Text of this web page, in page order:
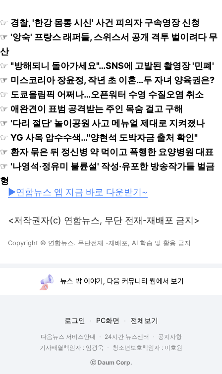
☞ 경찰, '한강 몸통 시신' 사건 피의자 구속영장 신청
☞ '앙숙' 프랑스 래퍼들, 스위스서 공개 격투 벌이려다 무
산
☞ "방해되니 돌아가세요"…SNS에 고발된 촬영장 '민폐'
☞ 미스코리아 장윤정, 작년 초 이혼…두 자녀 양육권은?
☞ 도쿄올림픽 어쩌나…오픈워터 수영 수질오염 취소
☞ 애완견이 표범 공격받는 주인 목숨 걸고 구해
☞ '다리 절단' 놀이공원 사고 메뉴얼 제대로 지켜졌나
☞ YG 사옥 압수수색…"양현석 도박자금 출처 확인"
☞ 환자 묶은 뒤 정신병 약 먹이고 폭행한 요양병원 대표
☞ '나영석·정유미 불륜설' 작성·유포한 방송작가들 벌금
형
▶연합뉴스 앱 지금 바로 다운받기~
<저작권자(c) 연합뉴스, 무단 전재-재배포 금지>
Copyright © 연합뉴스. 무단전재 -재배포, AI 학습 및 활용 금지
뉴스 밖 이야기, 다음 커뮤니티 웹에서 보기
로그인 PC화면 전체보기
다음뉴스 서비스안내 24시간 뉴스센터
공지사항
기사배열책임자 : 임광욱
청소년보호책임자 : 이호원
ⓒ Daum Corp.